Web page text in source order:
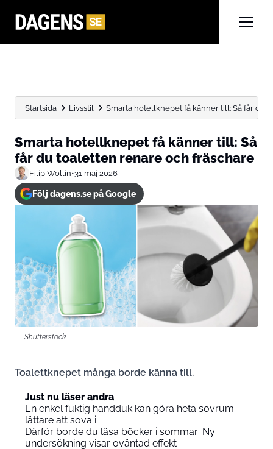
Startsida Livsstil Smarta hotellknepet få känner till: Så får du
Smarta hotellknepet få känner till: Så
får du toaletten renare och fräschare
Filip Wollin•31 maj 2026
Följ dagens.se på Google
Shutterstock
Toalettknepet många borde känna till.
Just nu läser andra
En enkel fuktig handduk kan göra heta sovrum
lättare att sova i
Därför borde du läsa böcker i sommar: Ny
undersökning visar oväntad effekt